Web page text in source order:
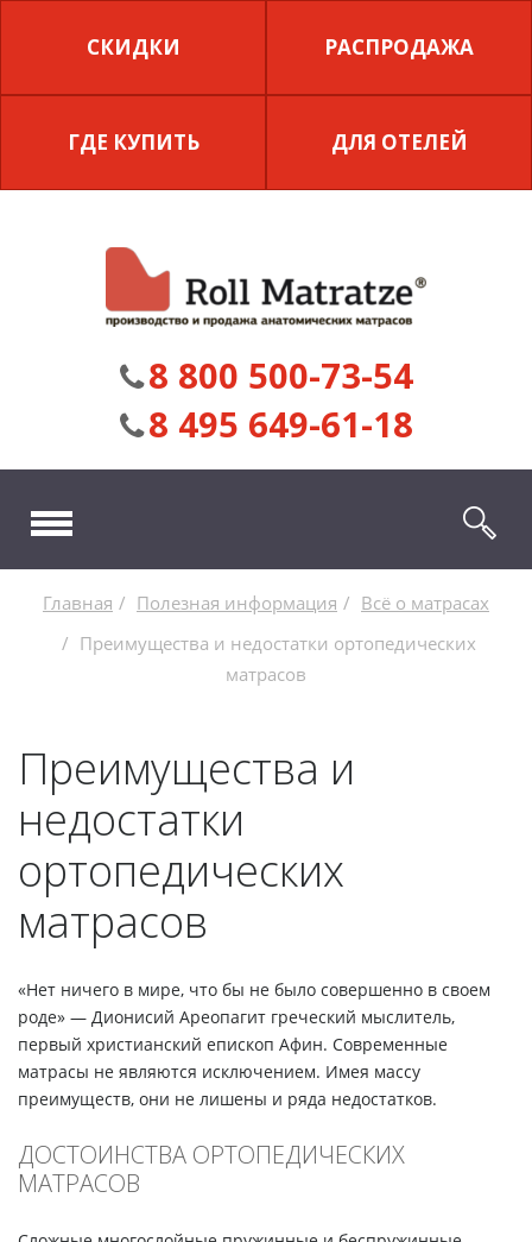
СКИДКИ РАСПРОДАЖА
ГДЕ КУПИТЬ ДЛЯ ОТЕЛЕЙ
8 800 500-73-54
8 495 649-61-18
Главная Полезная информация
Всё о матрасах
Преимущества и недостатки ортопедических
матрасов
Преимущества и
недостатки
ортопедических
матрасов
«Нет ничего в мире, что бы не было совершенно в своем
роде» — Дионисий Ареопагит греческий мыслитель,
первый христианский епископ Афин. Современные
матрасы не являются исключением. Имея массу
преимуществ, они не лишены и ряда недостатков.
ДОСТОИНСТВА ОРТОПЕДИЧЕСКИХ
МАТРАСОВ